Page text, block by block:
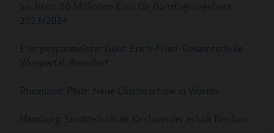
Sachsen: 50 Millionen Euro für Ganztagsangebote
2023/2024
Energiesparmeister Gold: Erich-Fried-Gesamtschule
Wuppertal-Ronsdorf
Rheinland-Pfalz: Neue Clusterschule in Worms
Hamburg: Stadtteilschule Kirchwerder erhält Neubau